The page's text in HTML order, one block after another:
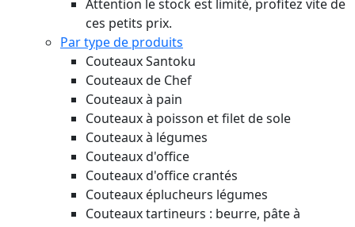
Attention le stock est limité, profitez vite de
ces petits prix.
Par type de produits
Couteaux Santoku
Couteaux de Chef
Couteaux à pain
Couteaux à poisson et filet de sole
Couteaux à légumes
Couteaux d'office
Couteaux d'office crantés
Couteaux éplucheurs légumes
Couteaux tartineurs : beurre, pâte à